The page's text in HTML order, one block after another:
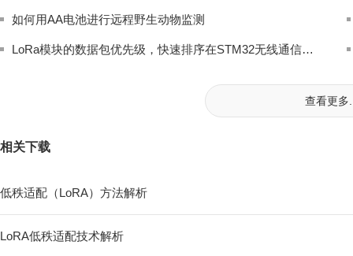
如何用AA电池进行远程野生动物监测
LoRa模块的数据包优先级，快速排序在STM32无线通信中的轻量化实现
查看更多
相关下载
低秩适配（LoRA）方法解析
LoRA低秩适配技术解析